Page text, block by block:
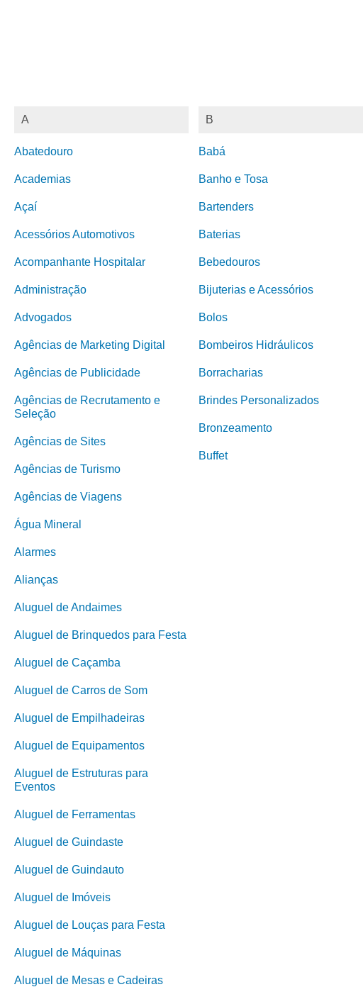
A
Abatedouro
Academias
Açaí
Acessórios Automotivos
Acompanhante Hospitalar
Administração
Advogados
Agências de Marketing Digital
Agências de Publicidade
Agências de Recrutamento e
Seleção
Agências de Sites
Agências de Turismo
Agências de Viagens
Água Mineral
Alarmes
Alianças
Aluguel de Andaimes
Aluguel de Brinquedos para Festa
Aluguel de Caçamba
Aluguel de Carros de Som
Aluguel de Empilhadeiras
Aluguel de Equipamentos
Aluguel de Estruturas para
Eventos
Aluguel de Ferramentas
Aluguel de Guindaste
Aluguel de Guindauto
Aluguel de Imóveis
Aluguel de Louças para Festa
Aluguel de Máquinas
Aluguel de Mesas e Cadeiras
B
Babá
Banho e Tosa
Bartenders
Baterias
Bebedouros
Bijuterias e Acessórios
Bolos
Bombeiros Hidráulicos
Borracharias
Brindes Personalizados
Bronzeamento
Buffet